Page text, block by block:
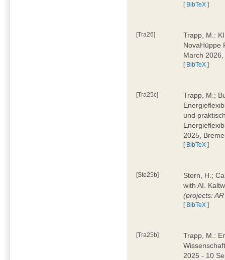
[ BibTeX ]
[Tra26]
Trapp, M.:
NovaHüppe
March
[ BibTeX ]
[Tra25c]
Trapp, M.;
und
2025,
[ BibTeX ]
[Ste25b]
Stern, H.;
with AI.
(projects:
[ BibTeX ]
[Tra25b]
Trapp, M.:
2025 - 10